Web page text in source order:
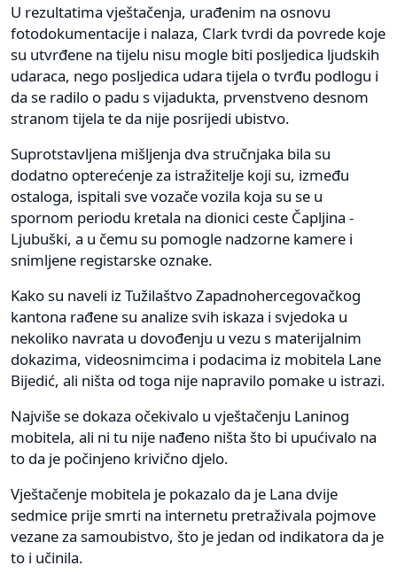
U rezultatima vještačenja, urađenim na osnovu
fotodokumentacije i nalaza, Clark tvrdi da povrede koje
su utvrđene na tijelu nisu mogle biti posljedica ljudskih
udaraca, nego posljedica udara tijela o tvrđu podlogu i
da se radilo o padu s vijadukta, prvenstveno desnom
stranom tijela te da nije posrijedi ubistvo.
Suprotstavljena mišljenja dva stručnjaka bila su
dodatno opterećenje za istražitelje koji su, između
ostaloga, ispitali sve vozače vozila koja su se u
spornom periodu kretala na dionici ceste Čapljina -
Ljubuški, a u čemu su pomogle nadzorne kamere i
snimljene registarske oznake.
Kako su naveli iz Tužilaštvo Zapadnohercegovačkog
kantona rađene su analize svih iskaza i svjedoka u
nekoliko navrata u dovođenju u vezu s materijalnim
dokazima, videosnimcima i podacima iz mobitela Lane
Bijedić, ali ništa od toga nije napravilo pomake u istrazi.
Najviše se dokaza očekivalo u vještačenju Laninog
mobitela, ali ni tu nije nađeno ništa što bi upućivalo na
to da je počinjeno krivično djelo.
Vještačenje mobitela je pokazalo da je Lana dvije
sedmice prije smrti na internetu pretraživala pojmove
vezane za samoubistvo, što je jedan od indikatora da je
to i učinila.